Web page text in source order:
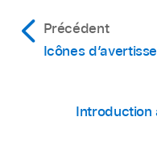
Final Cut Pro.
Quittez puis
Le fichier est
l’ouverture de
Précédent
Icônes
Introduction